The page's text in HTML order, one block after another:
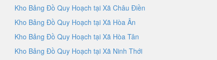
Kho Bảng Đồ Quy Hoạch tại Xã Châu Điền
Kho Bảng Đồ Quy Hoạch tại Xã Hòa Ân
Kho Bảng Đồ Quy Hoạch tại Xã Hòa Tân
Kho Bảng Đồ Quy Hoạch tại Xã Ninh Thới